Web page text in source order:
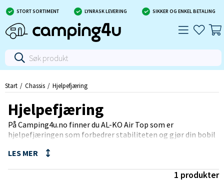
STORT SORTIMENT LYNRASK LEVERING SIKKER OG ENKEL BETALING
Start Chassis Hjelpefjæring
Hjelpefjæring
På Camping4u.no finner du AL-KO Air Top som er
hjelpefjæringen som forbedrer stabiliteten og gjør din bobil
Ducato, Renault Master, Mercedes Sprinter samt Ford Transit.
1 produkter